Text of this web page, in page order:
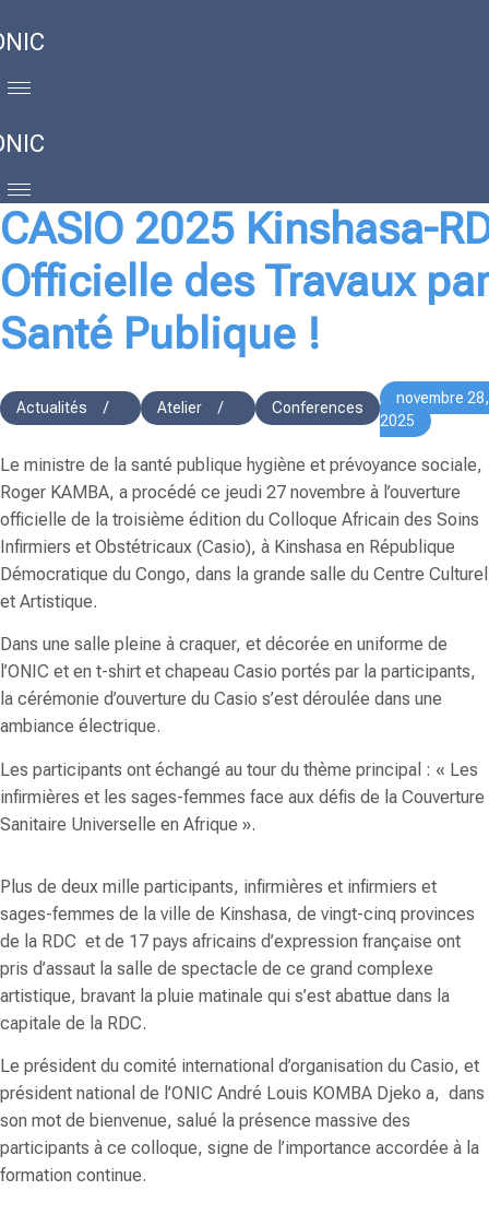
CASIO 2025 Kinshasa-
Officielle des Travaux
Santé Publique !
Actualités / Atelier / Conferences
novembre 28,
2025
Le ministre de la santé publique hygiène et prévoyance sociale,
Roger KAMBA, a procédé ce jeudi 27 novembre à l’ouverture
officielle de la troisième édition du Colloque Africain des Soins
Infirmiers et Obstétricaux (Casio), à Kinshasa en République
Démocratique du Congo, dans la grande salle du Centre Culturel
et Artistique.
Dans une salle pleine à craquer, et décorée en uniforme de
l’ONIC et en t-shirt et chapeau Casio portés par la participants,
la cérémonie d’ouverture du Casio s’est déroulée dans une
ambiance électrique.
Les participants ont échangé au tour du thème principal : « Les
infirmières et les sages-femmes face aux défis de la Couverture
Sanitaire Universelle en Afrique ».
Plus de deux mille participants, infirmières et infirmiers et
sages-femmes de la ville de Kinshasa, de vingt-cinq provinces
de la RDC et de 17 pays africains d’expression française ont
pris d’assaut la salle de spectacle de ce grand complexe
artistique, bravant la pluie matinale qui s’est abattue dans la
capitale de la RDC.
Le président du comité international d’organisation du Casio, et
président national de l’ONIC André Louis KOMBA Djeko a, dans
son mot de bienvenue, salué la présence massive des
participants à ce colloque, signe de l’importance accordée à la
formation continue.